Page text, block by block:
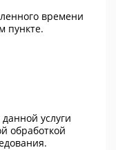
времени
пункте.
услуги
обработкой